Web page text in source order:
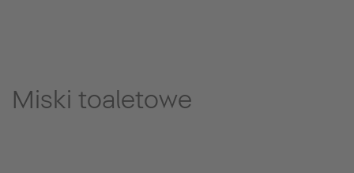
Miski toaletowe